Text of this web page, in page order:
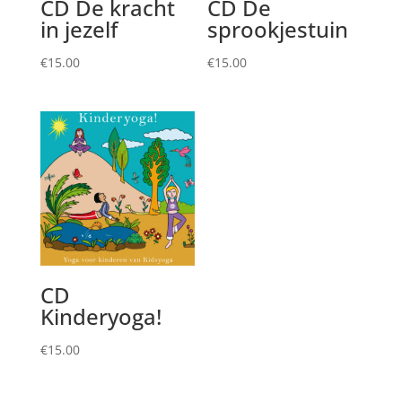
CD De kracht
in jezelf
€15.00
CD De
sprookjestuin
€15.00
CD
Kinderyoga!
€15.00